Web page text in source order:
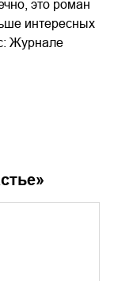
это роман
интересных
Журнале
»